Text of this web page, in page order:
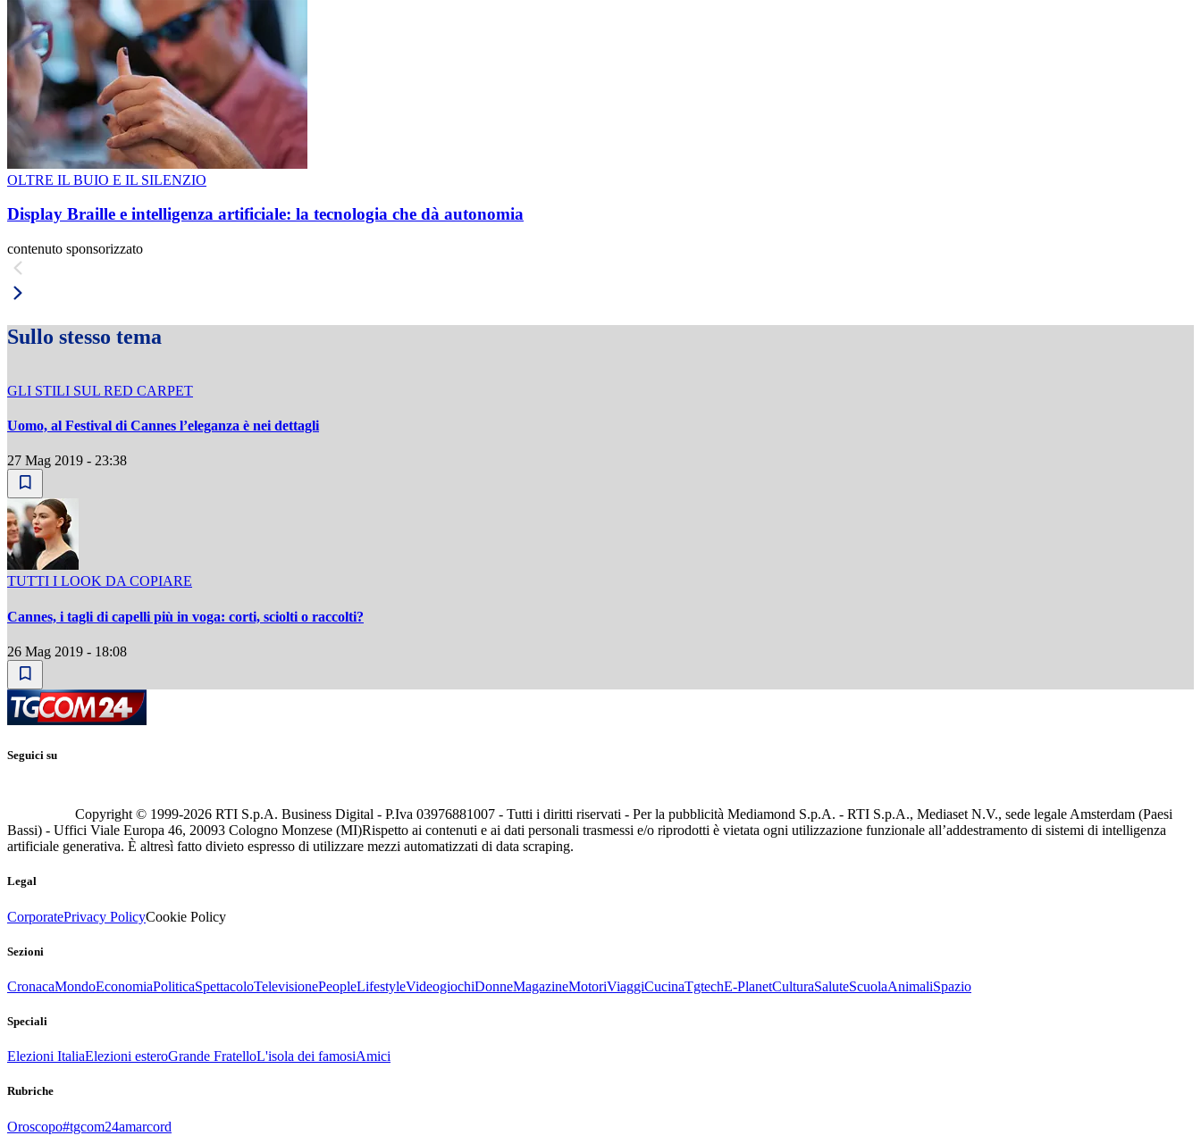
OLTRE IL BUIO E IL SILENZIO
Display Braille e intelligenza artificiale: la tecnologia che dà autonomia
contenuto sponsorizzato
Sullo stesso tema
GLI STILI SUL RED CARPET
Uomo, al Festival di Cannes l’eleganza è nei dettagli
27 Mag 2019 - 23:38
TUTTI I LOOK DA COPIARE
Cannes, i tagli di capelli più in voga: corti, sciolti o raccolti?
26 Mag 2019 - 18:08
Seguici su
Copyright © 1999-2026 RTI S.p.A. Business Digital - P.Iva 03976881007 - Tutti i diritti riservati - Per la pubblicità Mediamond S.p.A. - RTI S.p.A., Mediaset N.V., sede legale Amsterdam (Paesi
Bassi) - Uffici Viale Europa 46, 20093 Cologno Monzese (MI)Rispetto ai contenuti e ai dati personali trasmessi e/o riprodotti è vietata ogni utilizzazione funzionale all’addestramento di sistemi di intelligenza
artificiale generativa. È altresì fatto divieto espresso di utilizzare mezzi automatizzati di data scraping.
Legal
CorporatePrivacy PolicyCookie Policy
Sezioni
CronacaMondoEconomiaPoliticaSpettacoloTelevisionePeopleLifestyleVideogiochiDonneMagazineMotoriViaggiCucinaTgtechE-PlanetCulturaSaluteScuolaAnimaliSpazio
Speciali
Elezioni ItaliaElezioni esteroGrande FratelloL'isola dei famosiAmici
Rubriche
Oroscopo#tgcom24amarcord